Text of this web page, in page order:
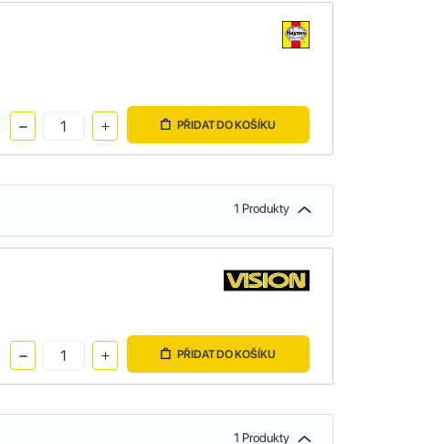
PŘIDAT DO KOŠÍKU
1 Produkty
PŘIDAT DO KOŠÍKU
1 Produkty